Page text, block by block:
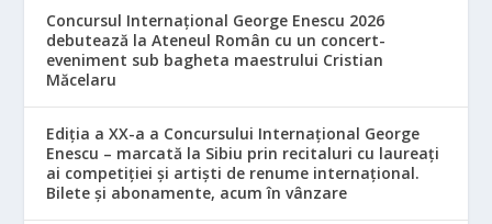
Concursul Internațional George Enescu 2026
debutează la Ateneul Român cu un concert-
eveniment sub bagheta maestrului Cristian
Măcelaru
Ediția a XX-a a Concursului Internațional George
Enescu – marcată la Sibiu prin recitaluri cu laureați
ai competiției și artiști de renume internațional.
Bilete și abonamente, acum în vânzare